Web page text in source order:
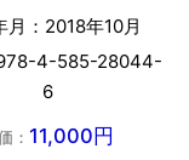
月：2018年10月
4-585-28044-
6
： 11,000円